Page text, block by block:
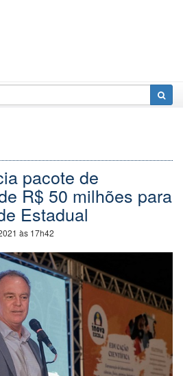
pacote de
R$ 50 milhões para
Estadual
às 17h42